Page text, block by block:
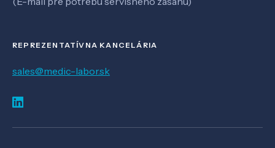
REPREZENTATÍVNA KANCELÁRIA
sales@medic-labor.sk